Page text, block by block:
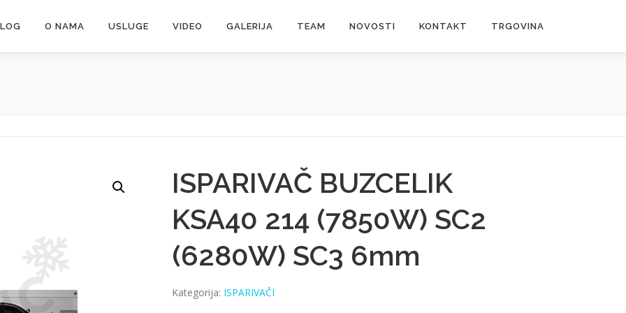
O NAMA USLUGE VIDEO GALERIJA TEAM NOVOSTI KONTAKT TRGOVINA
ISPARIVAČ BUZCELIK
KSA40 214 (7850W) SC2
(6280W) SC3 6mm
Kategorija: ISPARIVAČI